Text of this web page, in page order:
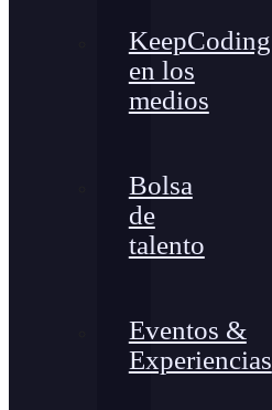
KeepCoding
en los
medios
Bolsa
de
talento
Eventos &
Experiencias